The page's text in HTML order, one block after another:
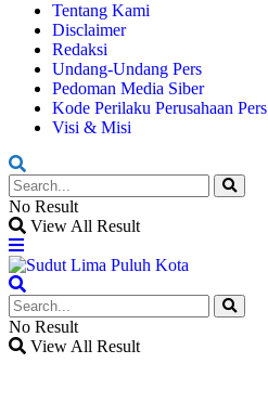
Tentang Kami
Disclaimer
Redaksi
Undang-Undang Pers
Pedoman Media Siber
Kode Perilaku Perusahaan Pers
Visi & Misi
No Result
View All Result
No Result
View All Result